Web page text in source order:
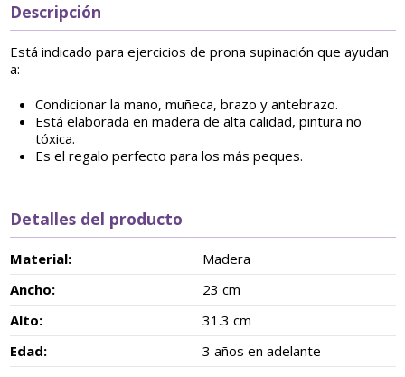
Descripción
Está indicado para ejercicios de prona supinación que ayudan
a:
Condicionar la mano, muñeca, brazo y antebrazo.
Está elaborada en madera de alta calidad, pintura no
tóxica.
Es el regalo perfecto para los más peques.
Detalles del producto
Material:
Madera
Ancho:
23 cm
Alto:
31.3 cm
Edad:
3 años en adelante